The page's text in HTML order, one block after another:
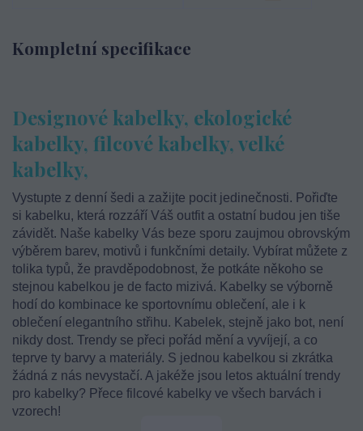
Kompletní specifikace
Designové kabelky, ekologické
kabelky, filcové kabelky, velké
kabelky,
Vystupte z denní šedi a zažijte pocit jedinečnosti. Pořiďte
si kabelku, která rozzáří Váš outfit a ostatní budou jen tiše
závidět. Naše kabelky Vás beze sporu zaujmou obrovským
výběrem barev, motivů i funkčními detaily. Vybírat můžete z
tolika typů, že pravděpodobnost, že potkáte někoho se
stejnou kabelkou je de facto mizivá. Kabelky se výborně
hodí do kombinace ke sportovnímu oblečení, ale i k
oblečení elegantního střihu. Kabelek, stejně jako bot, není
nikdy dost. Trendy se přeci pořád mění a vyvíjejí, a co
teprve ty barvy a materiály. S jednou kabelkou si zkrátka
žádná z nás nevystačí. A jakéže jsou letos aktuální trendy
pro kabelky? Přece filcové kabelky ve všech barvách i
vzorech!